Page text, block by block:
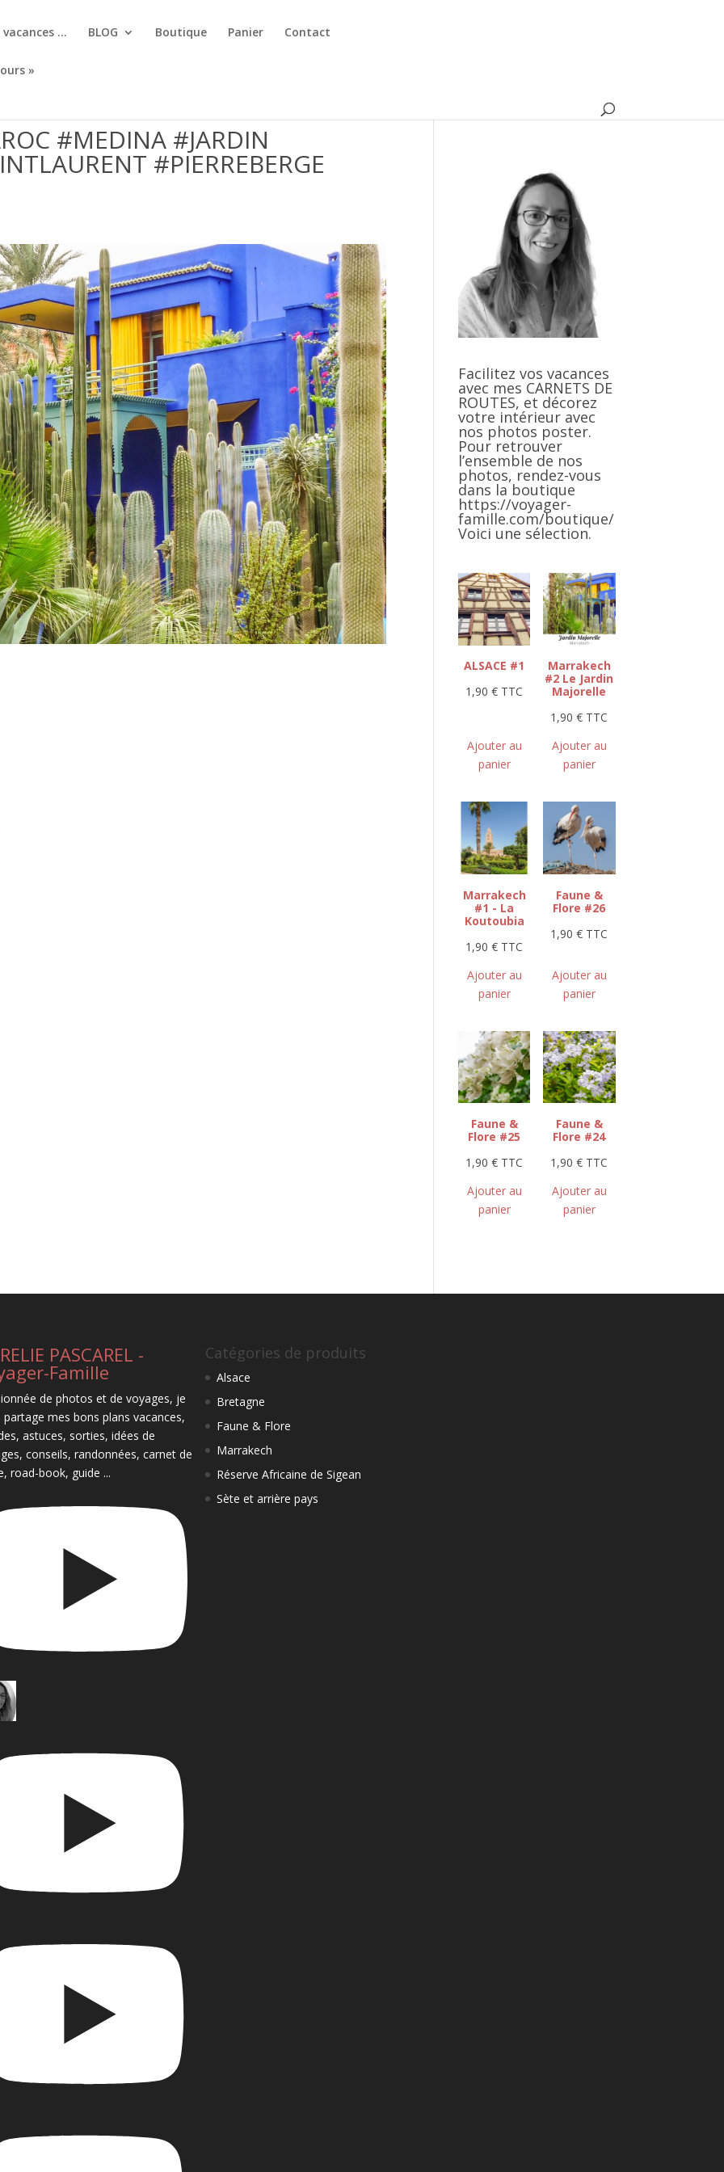
… BLOG Boutique Panier Contact
»
#MEDINA #JARDIN
#PIERREBERGE
Facilitez vos vacances
avec mes CARNETS DE
ROUTES, et décorez
votre intérieur avec
nos photos poster.
Pour retrouver
l’ensemble de nos
photos, rendez-vous
dans la boutique
https://voyager-
famille.com/boutique/
Voici une sélection.
ALSACE #1
1,90€ TTC
Ajouter au
panier
Marrakech
#2 Le Jardin
Majorelle
1,90€ TTC
Ajouter au
panier
Marrakech
#1 - La
Koutoubia
1,90€ TTC
Ajouter au
panier
Faune &
Flore #26
1,90€ TTC
Ajouter au
panier
Faune &
Flore #25
1,90€ TTC
Ajouter au
panier
Faune &
Flore #24
1,90€ TTC
Ajouter au
panier
PASCAREL -
Famille
de photos et de voyages, je
partage mes bons plans vacances,
astuces, sorties, idées de
conseils, randonnées, carnet de
road-book, guide ...
Catégories de produits
Alsace
Bretagne
Faune & Flore
Marrakech
Réserve Africaine de Sigean
Sète et arrière pays